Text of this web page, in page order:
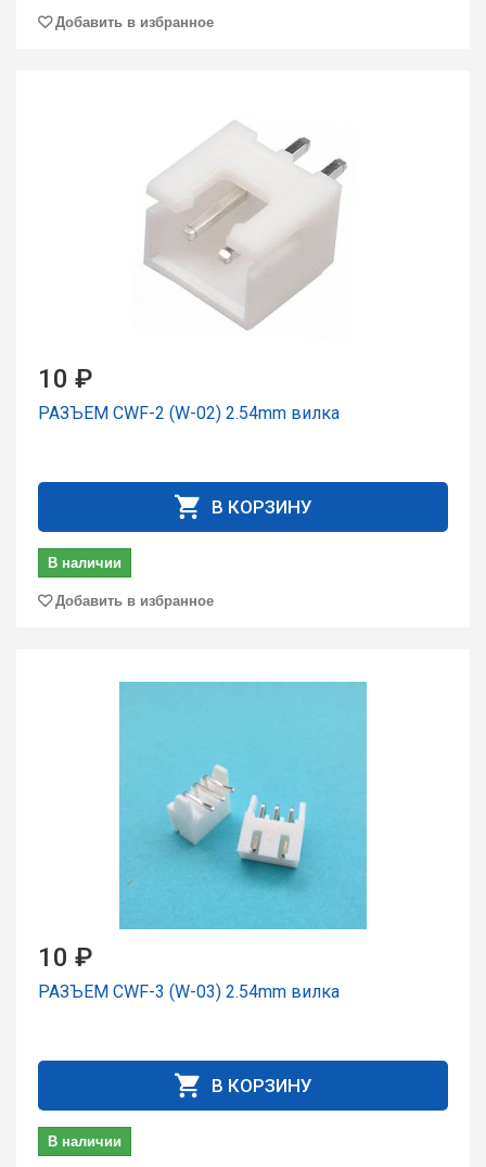
Добавить в избранное
10 ₽
РАЗЪЕМ CWF-2 (W-02) 2.54mm вилка
В КОРЗИНУ
В наличии
Добавить в избранное
10 ₽
РАЗЪЕМ CWF-3 (W-03) 2.54mm вилка
В КОРЗИНУ
В наличии